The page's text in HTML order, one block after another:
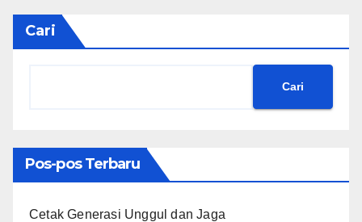
Cari
Cari
Pos-pos Terbaru
Cetak Generasi Unggul dan Jaga